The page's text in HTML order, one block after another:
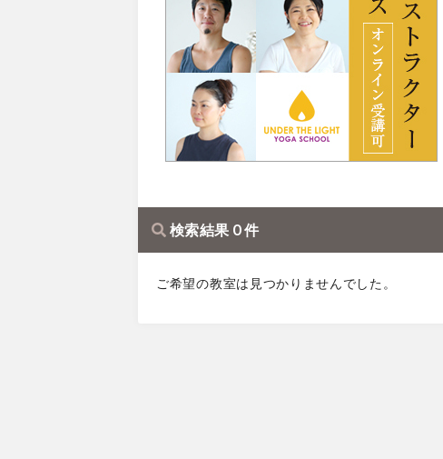
検索結果 0 件
ご希望の教室は見つかりませんでした。